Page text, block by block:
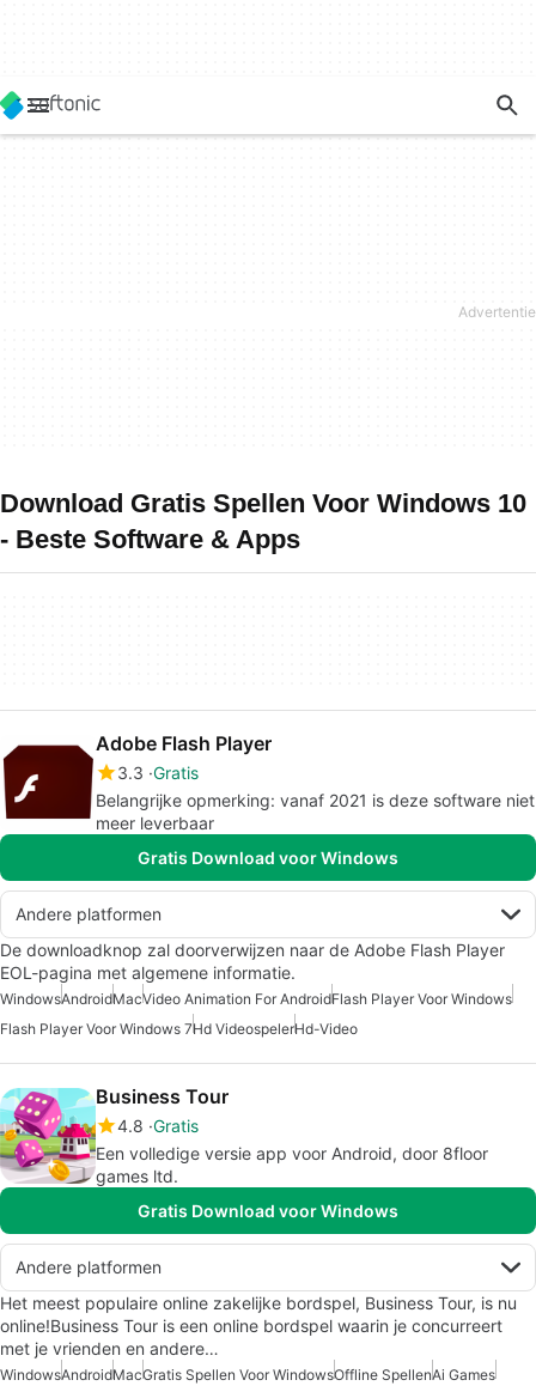
Download Gratis Spellen Voor Windows 10
- Beste Software & Apps
Adobe Flash Player
3.3 Gratis
Belangrijke opmerking: vanaf 2021 is deze software niet
meer leverbaar
Gratis Download voor Windows
Andere platformen
De downloadknop zal doorverwijzen naar de Adobe Flash Player
EOL-pagina met algemene informatie.
WindowsAndroidMacVideo Animation For AndroidFlash Player Voor Windows
Flash Player Voor Windows 7Hd VideospelerHd-Video
Business Tour
4.8 Gratis
Een volledige versie app voor Android, door 8floor
games ltd.
Gratis Download voor Windows
Andere platformen
Het meest populaire online zakelijke bordspel, Business Tour, is nu
online!Business Tour is een online bordspel waarin je concurreert
met je vrienden en andere…
WindowsAndroidMacGratis Spellen Voor WindowsOffline SpellenAi Games